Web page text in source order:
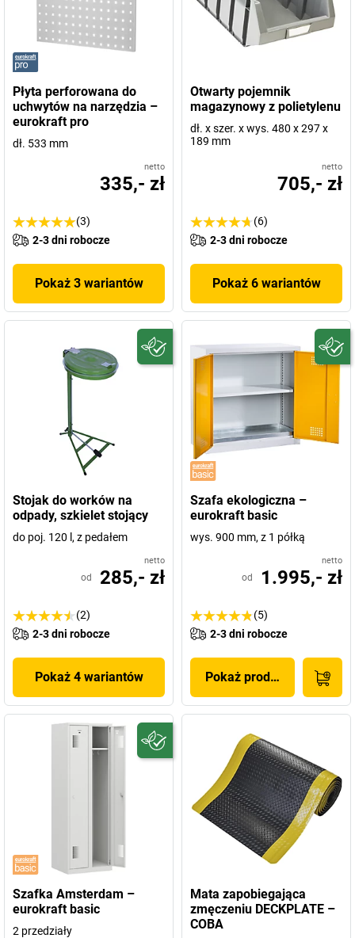
Płyta perforowana do
uchwytów na narzędzia –
eurokraft pro
dł. 533 mm
netto
335,- zł
(3)
2-3 dni robocze
Pokaż 3 wariantów
Otwarty pojemnik
magazynowy z polietylenu
dł. x szer. x wys. 480 x 297 x
189 mm
netto
705,- zł
(6)
2-3 dni robocze
Pokaż 6 wariantów
Stojak do worków na
odpady, szkielet stojący
do poj. 120 l, z pedałem
netto
od 285,- zł
(2)
2-3 dni robocze
Pokaż 4 wariantów
Szafa ekologiczna –
eurokraft basic
wys. 900 mm, z 1 półką
netto
od 1.995,- zł
(5)
2-3 dni robocze
Pokaż produkt
Szafka Amsterdam –
eurokraft basic
2 przedziały
Mata zapobiegająca
zmęczeniu DECKPLATE –
COBA